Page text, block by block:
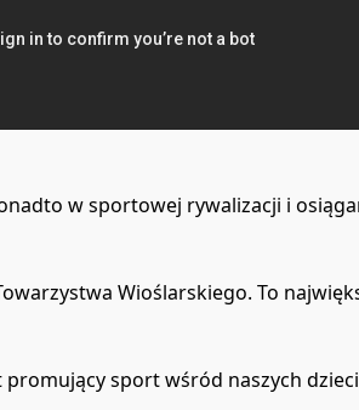
w sportowej rywalizacji i
Wioślarskiego. To
sport wśród naszych